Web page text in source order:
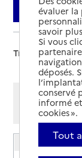
Filtrer
Trier par :
Afficher les
Mode liste
Résidence
évaluer
savoir
Si vous
déposés.
conservé
informé
cookies ».
Tout